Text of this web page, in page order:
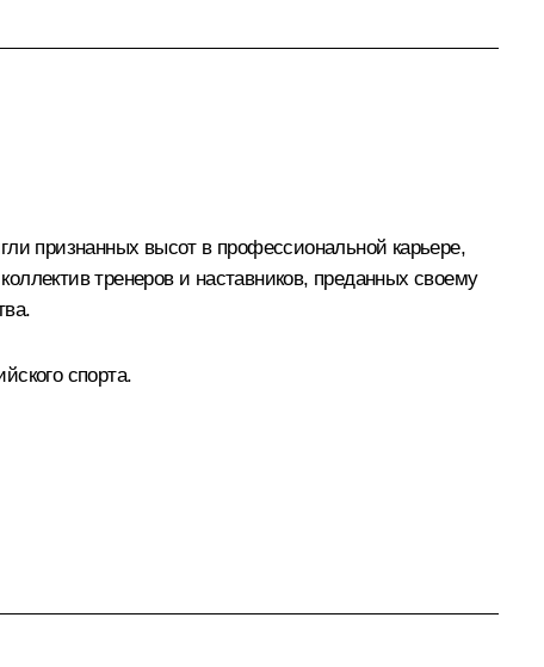
признанных высот в профессиональной карьере,
тренеров и наставников, преданных своему
спорта.